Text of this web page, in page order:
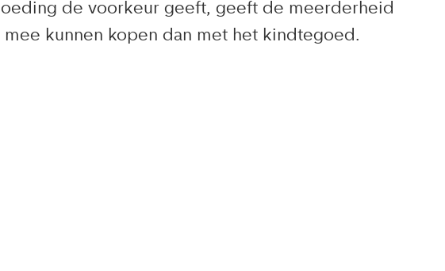
de voorkeur geeft, geeft de meerderheid
kunnen kopen dan met het kindtegoed.